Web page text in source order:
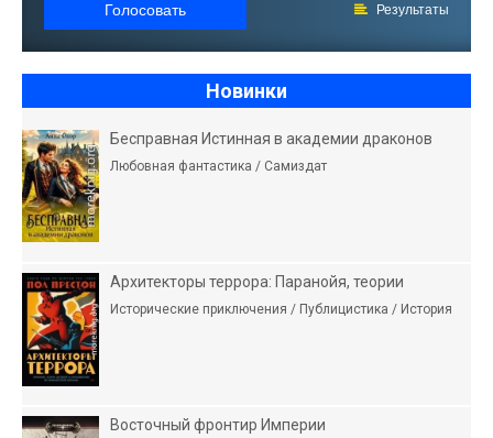
Голосовать Результаты
Новинки
Бесправная Истинная в академии драконов
Любовная фантастика / Самиздат
Архитекторы террора: Паранойя, теории
Исторические приключения / Публицистика / История
Восточный фронтир Империи